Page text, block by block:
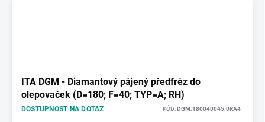
ITA DGM - Diamantový pájený předfréz do
olepovaček (D=180; F=40; TYP=A; RH)
DOSTUPNOST NA DOTAZ KÓD:DGM.180040045.0RA4